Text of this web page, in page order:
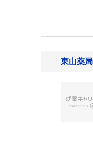
東山薬局